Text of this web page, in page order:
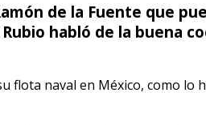
de la Fuente que
habló de la buena
flota naval en México, como lo